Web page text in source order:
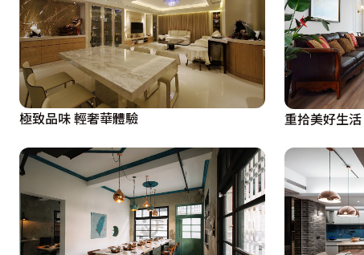
時讓客廁轉角更為寬闊，且虛掩入口，自成一完整區塊；同
廳之間的界定分野，毫無阻隔的視線，就是最美好的互動距
而為了讓屋主在書房處理工作之餘也能夠稍微放鬆，設計
出轉換思緒，陽台中央的小門還能直接通往主臥，相當方
舖貼出復古湯屋造型，讓泡澡成為生活中的一大享受。
「在公共區塊著重於流暢度與風格層次的完整，局部空間則
亮無壓的調度和木質石材的紋理觸感，共同烘托出有溫度
福的起始點。
極致品味 輕奢華體驗 重拾美好生